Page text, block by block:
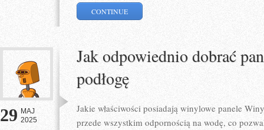
CONTINUE
29 MAJ
2025
Jak odpowiednio dobrać
podłogę
Jakie właściwości posiadają winylowe panele
przede wszystkim odpornością na wodę, co